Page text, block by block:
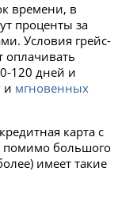
времени, в
проценты за
Условия грейс-
оплачивать
120 дней и
и мгновенных
карта с
помимо большого
имеет такие